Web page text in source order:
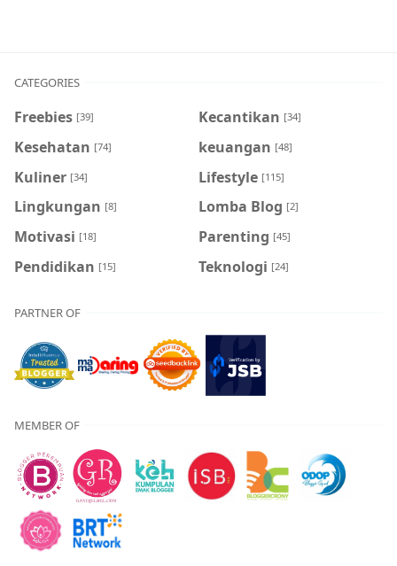
CATEGORIES
Freebies [39] Kecantikan [34]
Kesehatan [74] keuangan [48]
Kuliner [34] Lifestyle [115]
Lingkungan [8] Lomba Blog [2]
Motivasi [18] Parenting [45]
Pendidikan [15] Teknologi [24]
PARTNER OF
MEMBER OF